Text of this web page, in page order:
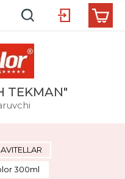
TEKMAN"
300ml